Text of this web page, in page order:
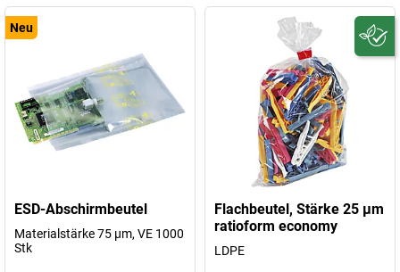
Neu
ESD-Abschirmbeutel
Materialstärke 75 µm, VE 1000
Stk
Flachbeutel, Stärke 25 µm
ratioform economy
LDPE